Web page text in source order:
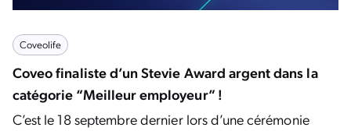
Coveolife
Coveo finaliste d’un Stevie Award argent dans la
catégorie “Meilleur employeur” !
C’est le 18 septembre dernier lors d’une cérémonie